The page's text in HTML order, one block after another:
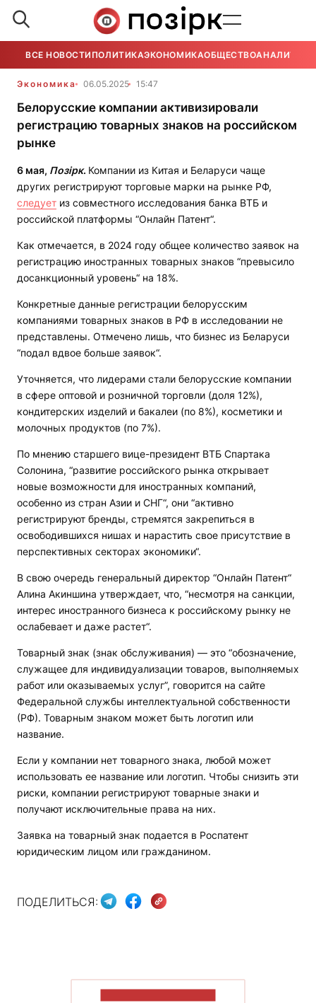
ВСЕ НОВОСТИ ПОЛИТИКАЭКОНОМИКАОБЩЕСТВОАНАЛИТИКА
Экономика 06.05.2025 15:47
Белорусские компании активизировали
регистрацию товарных знаков на российском
рынке
6 мая, Позірк. Компании из Китая и Беларуси чаще
других регистрируют торговые марки на рынке РФ,
следует из совместного исследования банка ВТБ и
российской платформы “Онлайн Патент“.
Как отмечается, в 2024 году общее количество заявок на
регистрацию иностранных товарных знаков “превысило
досанкционный уровень“ на 18%.
Конкретные данные регистрации белорусским
компаниями товарных знаков в РФ в исследовании не
представлены. Отмечено лишь, что бизнес из Беларуси
“подал вдвое больше заявок“.
Уточняется, что лидерами стали белорусские компании
в сфере оптовой и розничной торговли (доля 12%),
кондитерских изделий и бакалеи (по 8%), косметики и
молочных продуктов (по 7%).
По мнению старшего вице-президент ВТБ Спартака
Солонина, “развитие российского рынка открывает
новые возможности для иностранных компаний,
особенно из стран Азии и СНГ“, они “активно
регистрируют бренды, стремятся закрепиться в
освободившихся нишах и нарастить свое присутствие в
перспективных секторах экономики“.
В свою очередь генеральный директор “Онлайн Патент“
Алина Акиншина утверждает, что, “несмотря на санкции,
интерес иностранного бизнеса к российскому рынку не
ослабевает и даже растет“.
Товарный знак (знак обслуживания) — это “обозначение,
служащее для индивидуализации товаров, выполняемых
работ или оказываемых услуг”, говорится на сайте
Федеральной службы интеллектуальной собственности
(РФ). Товарным знаком может быть логотип или
название.
Если у компании нет товарного знака, любой может
использовать ее название или логотип. Чтобы снизить эти
риски, компании регистрируют товарные знаки и
получают исключительные права на них.
Заявка на товарный знак подается в Роспатент
юридическим лицом или гражданином.
ПОДЕЛИТЬСЯ: